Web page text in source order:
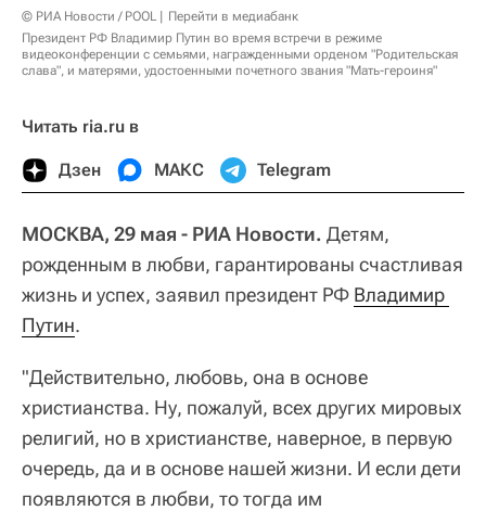
© РИА Новости / POOL
Перейти в медиабанк
Президент РФ Владимир Путин во время встречи в режиме
видеоконференции с семьями, награжденными орденом "Родительская
слава", и матерями, удостоенными почетного звания "Мать-героиня"
Читать ria.ru в
Дзен МАКС Telegram
МОСКВА, 29 мая - РИА Новости. Детям,
рожденным в любви, гарантированы счастливая
жизнь и успех, заявил президент РФ Владимир
Путин.
"Действительно, любовь, она в основе
христианства. Ну, пожалуй, всех других мировых
религий, но в христианстве, наверное, в первую
очередь, да и в основе нашей жизни. И если дети
появляются в любви, то тогда им